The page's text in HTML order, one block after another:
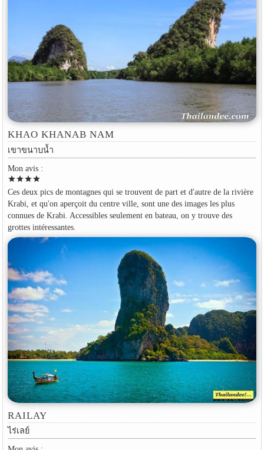
KHAO KHANAB NAM
เขาขนาบน้ำ
Mon avis :
starstarstarstar
Ces deux pics de montagnes qui se trouvent de part et d'autre de la rivière
Krabi, et qu'on aperçoit du centre ville, sont une des images les plus
connues de Krabi. Accessibles seulement en bateau, on y trouve des
grottes intéressantes.
RAILAY
ไร่เลย์